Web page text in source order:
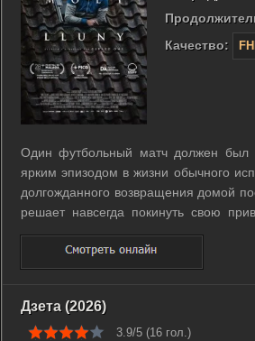
Качество:
Один футбольный матч должен был
ярким эпизодом в жизни обычного
долгожданного возвращения домой
решает навсегда покинуть свою
приступа паники в аэропорту
стране совсем один. Серхио
и знания языка, ...
Дзета (2026)
3.9/5 (16 гол.)